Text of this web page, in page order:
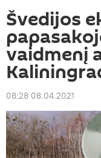
Švedijos
vaidmenį
08:28 08.04.2021